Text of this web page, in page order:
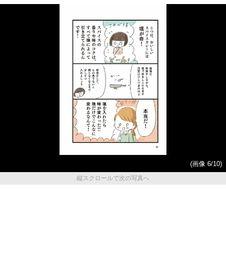
(画像 6/10)
縦スクロールで次の写真へ